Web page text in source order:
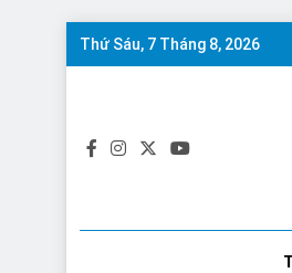
Skip
Thứ Sáu, 7 Tháng 8, 2026